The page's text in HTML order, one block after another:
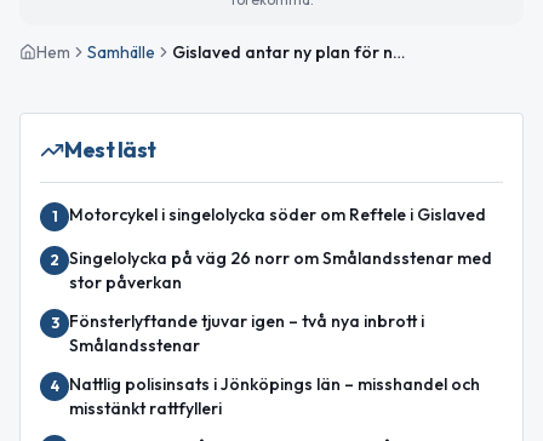
Hem Samhälle Gislaved antar ny plan för nödvatten
Mest läst
1 Motorcykel i singelolycka söder om Reftele i Gislaved
2 Singelolycka på väg 26 norr om Smålandsstenar med
stor påverkan
3
Fönsterlyftande tjuvar igen – två nya inbrott i
Smålandsstenar
4
Nattlig polisinsats i Jönköpings län – misshandel och
misstänkt rattfylleri